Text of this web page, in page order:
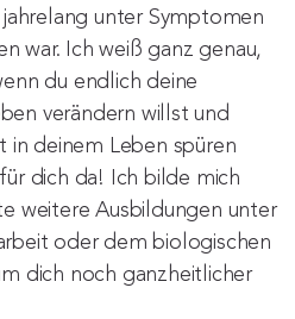
unter Symptomen
war. Ich weiß ganz genau,
du endlich deine
verändern willst und
in deinem Leben spüren
dich da! Ich bilde mich
weitere Ausbildungen unter
oder dem biologischen
dich noch ganzheitlicher